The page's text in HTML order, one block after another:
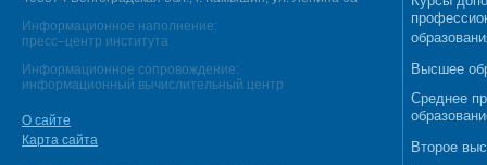
Информационное наполнение:
пресс–центр института
Информационное сопровождение:
информационный вычислительный центр
О сайте
Карта сайта
Высшее
Среднее
Второе